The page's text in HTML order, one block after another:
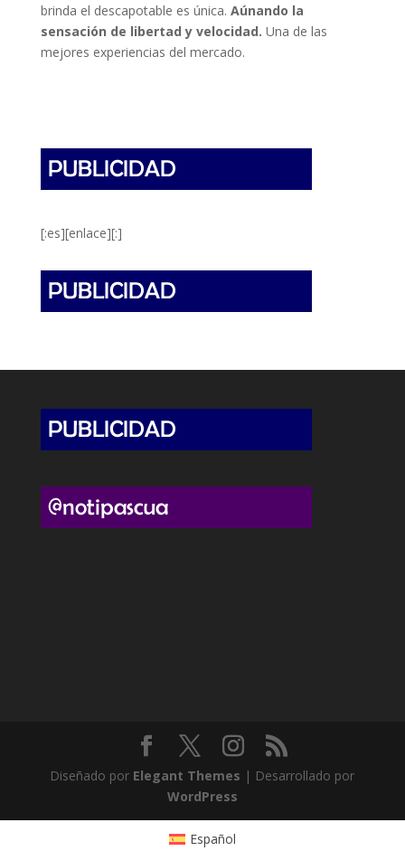
brinda el descapotable es única. Aúnando la
sensación de libertad y velocidad. Una de las
mejores experiencias del mercado.
[:es][enlace][:]
Diseñado por Elegant Themes | Desarrollado por
WordPress
Español